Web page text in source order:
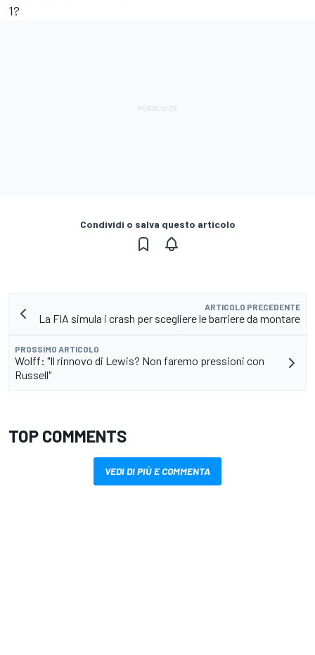
1?
Condividi o salva questo articolo
ARTICOLO PRECEDENTE
La FIA simula i crash per scegliere le barriere da montare
PROSSIMO ARTICOLO
Wolff: "Il rinnovo di Lewis? Non faremo pressioni con
Russell"
TOP COMMENTS
VEDI DI PIÙ E COMMENTA